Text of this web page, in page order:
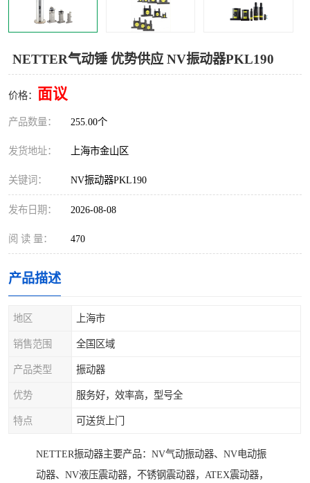
NETTER气动锤 优势供应 NV振动器PKL190
价格： 面议
产品数量： 255.00个
发货地址： 上海市金山区
关键词： NV振动器PKL190
发布日期： 2026-08-08
阅 读 量： 470
产品描述
地区 上海市
销售范围 全国区域
产品类型 振动器
优势 服务好，效率高，型号全
特点 可送货上门
NETTER振动器主要产品：NV气动振动器、NV电动振
动器、NV液压震动器，不锈钢震动器，ATEX震动器，
WICHITA Cleveland 张力控制器
Warner Linear